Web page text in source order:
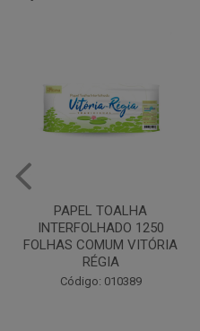
CAFÉ TORRADO E MOÍDO
CLÁSSICO ALMOFADA 250G
SANTA CLARA
Código: 042389